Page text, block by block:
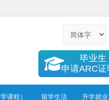
毕业生
申请ARC证
课程） 留学生活 升学就业